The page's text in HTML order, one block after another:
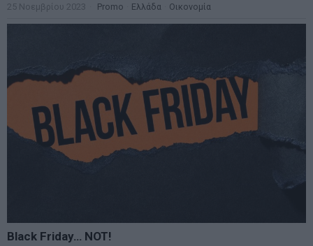
25 Νοεμβρίου 2023 Promo Ελλάδα Οικονομία
Black Friday… NOT!